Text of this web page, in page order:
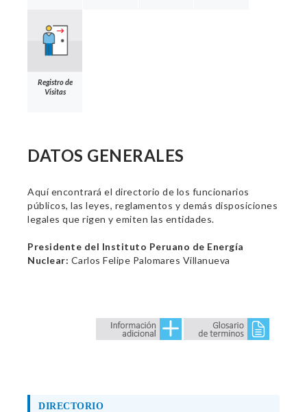
Registro de
Visitas
DATOS GENERALES
Aquí encontrará el directorio de los funcionarios
públicos, las leyes, reglamentos y demás disposiciones
legales que rigen y emiten las entidades.
Presidente del Instituto Peruano de Energía
Nuclear: Carlos Felipe Palomares Villanueva
DIRECTORIO